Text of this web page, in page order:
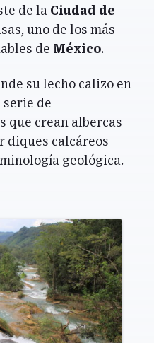
de la Ciudad de
uno de los más
de México.
su lecho calizo en
serie de
que crean albercas
diques calcáreos
geológica.